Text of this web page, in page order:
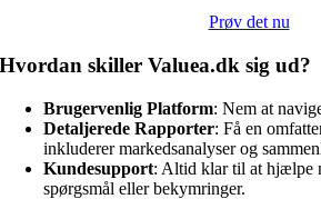
Prøv det nu
Hvordan skiller Valuea.dk sig ud?
Brugervenlig Platform: Nem at
Detaljerede Rapporter: Få en
inkluderer markedsanalyser og
Kundesupport: Altid klar til at hjælpe
spørgsmål eller bekymringer.